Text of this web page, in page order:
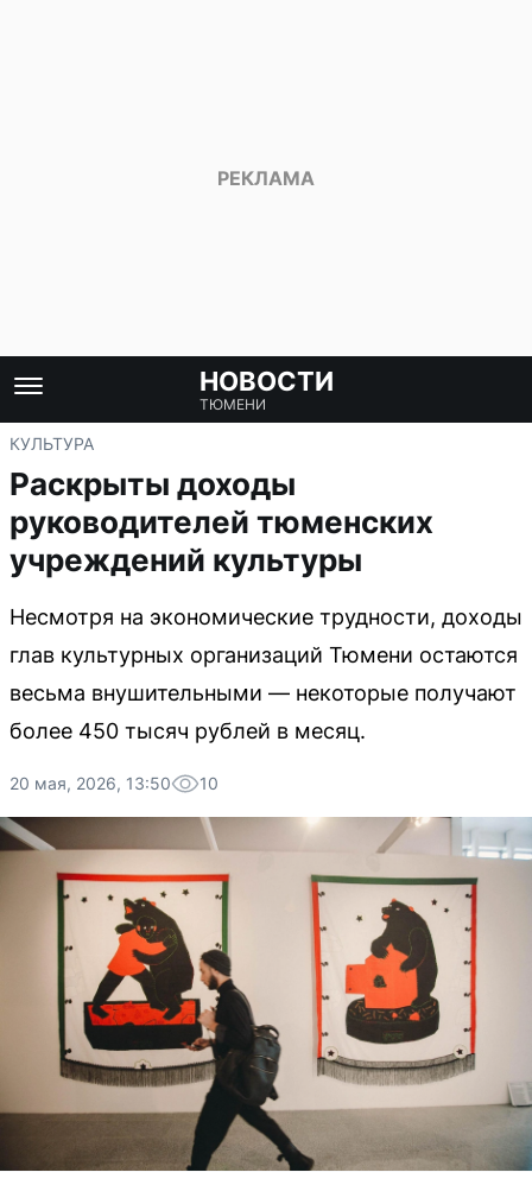
НОВОСТИ
ТЮМЕНИ
КУЛЬТУРА
Раскрыты доходы
руководителей тюменских
учреждений культуры
Несмотря на экономические трудности, доходы
глав культурных организаций Тюмени остаются
весьма внушительными — некоторые получают
более 450 тысяч рублей в месяц.
20 мая, 2026, 13:50 10